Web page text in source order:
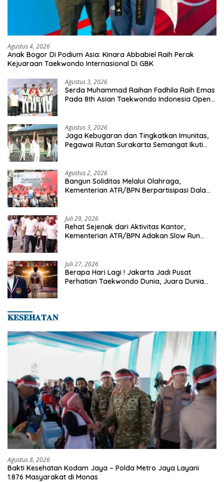
Agustus 4, 2026
Anak Bogor Di Podium Asia: Kinara Abbabiel Raih Perak
Kejuaraan Taekwondo Internasional Di GBK
Agustus 3, 2026
Serda Muhammad Raihan Fadhila Raih Emas
Pada 8th Asian Taekwondo Indonesia Open
Agustus 3, 2026
Jaga Kebugaran dan Tingkatkan Imunitas,
Pegawai Rutan Surakarta Semangat Ikuti
Agustus 2, 2026
Bangun Soliditas Melalui Olahraga,
Kementerian ATR/BPN Berpartisipasi Dalam
Juli 29, 2026
Rehat Sejenak dari Aktivitas Kantor,
Kementerian ATR/BPN Adakan Slow Run
Juli 27, 2026
Berapa Hari Lagi ! Jakarta Jadi Pusat
Perhatian Taekwondo Dunia, Juara Dunia
𝐊𝐄𝐒𝐄𝐇𝐀𝐓𝐀𝐍
Agustus 8, 2026
Bakti Kesehatan Kodam Jaya – Polda Metro Jaya Layani
1.876 Masyarakat di Monas